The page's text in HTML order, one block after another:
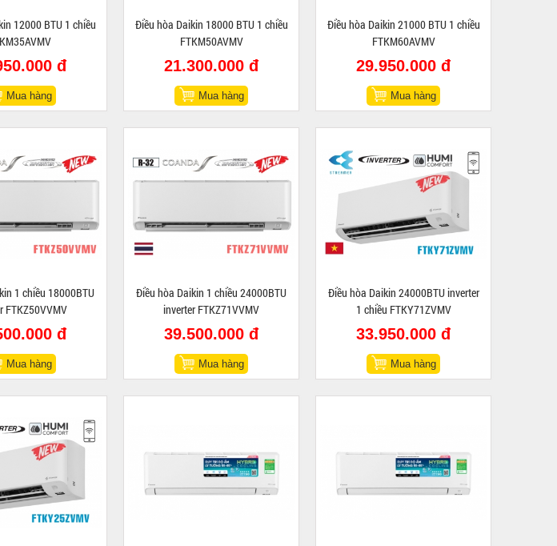
12000 BTU 1 chiều
đ
Mua hàng
Điều hòa Daikin 18000 BTU 1 chiều
FTKM50AVMV
21.300.000 đ
Mua hàng
Điều hòa Daikin 21000 BTU 1 chiều
FTKM60AVMV
29.950.000 đ
Mua hàng
1 chiều 18000BTU
FTKZ50VVMV
đ
Mua hàng
Điều hòa Daikin 1 chiều 24000BTU
inverter FTKZ71VVMV
39.500.000 đ
Mua hàng
Điều hòa Daikin 24000BTU inverter
1 chiều FTKY71ZVMV
33.950.000 đ
Mua hàng